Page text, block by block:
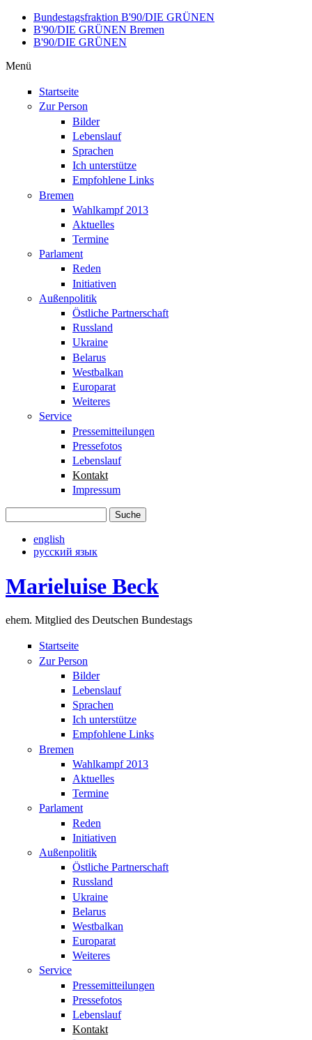
Direkt zum Inhalt
Bundestagsfraktion B'90/DIE GRÜNEN
B'90/DIE GRÜNEN Bremen
B'90/DIE GRÜNEN
Menü
Startseite
Zur Person
Bilder
Lebenslauf
Sprachen
Ich unterstütze
Empfohlene Links
Bremen
Wahlkampf 2013
Aktuelles
Termine
Parlament
Reden
Initiativen
Außenpolitik
Östliche Partnerschaft
Russland
Ukraine
Belarus
Westbalkan
Europarat
Weiteres
Service
Pressemitteilungen
Pressefotos
Lebenslauf
Kontakt
Impressum
english
русский язык
Marieluise Beck
ehem. Mitglied des Deutschen Bundestags
Startseite
Zur Person
Bilder
Lebenslauf
Sprachen
Ich unterstütze
Empfohlene Links
Bremen
Wahlkampf 2013
Aktuelles
Termine
Parlament
Reden
Initiativen
Außenpolitik
Östliche Partnerschaft
Russland
Ukraine
Belarus
Westbalkan
Europarat
Weiteres
Service
Pressemitteilungen
Pressefotos
Lebenslauf
Kontakt